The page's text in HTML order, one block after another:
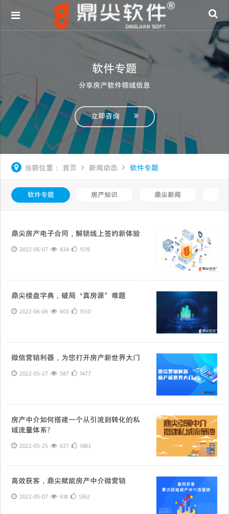
软件专题
分享房产软件领域信息
立即咨询
当前位置： 首页 新闻动态 软件专题
软件专题 房产知识 鼎尖新闻
鼎尖房产电子合同，解锁线上签约新体验
2022-06-07 834 1519
鼎尖楼盘字典，破局“真房源”难题
2022-06-06 603 1550
微信营销利器，为您打开房产新世界大门
2022-05-27 587 1477
房产中介如何搭建一个从引流到转化的私
域流量体系?
2022-05-25 637 1483
高效获客，鼎尖赋能房产中介微营销
2022-05-07 618 1362